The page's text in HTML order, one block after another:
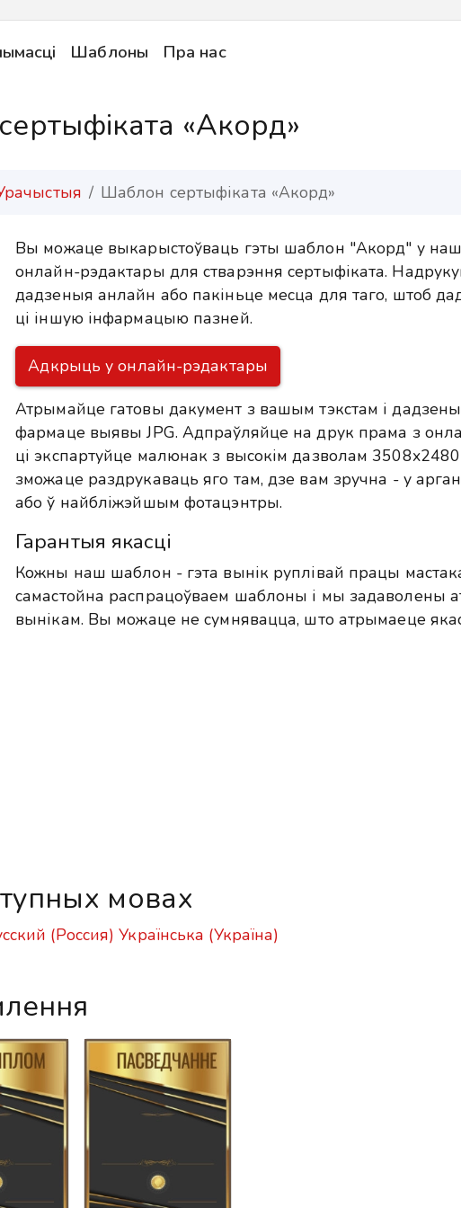
Шаблоны Пра нас
«Акорд»
Шаблон сертыфіката «Акорд»
Вы можаце выкарыстоўваць гэты шаблон "Акорд" у
онлайн-рэдактары для стварэння сертыфіката.
дадзеныя анлайн або пакіньце месца для таго, штоб
ці іншую інфармацыю пазней.
Адкрыць у онлайн-рэдактары
Атрымайце гатовы дакумент з вашым тэкстам і
фармаце выявы JPG. Адпраўляйце на друк прама з
ці экспартуйце малюнак з высокім дазволам
зможаце раздрукаваць яго там, дзе вам зручна - у
або ў найбліжэйшым фотацэнтры.
Гарантыя якасці
Кожны наш шаблон - гэта вынік руплівай працы
самастойна распрацоўваем шаблоны і мы задаволены
вынікам. Вы можаце не сумнявацца, што атрымаеце
мовах
(Россия) Українська (Україна)